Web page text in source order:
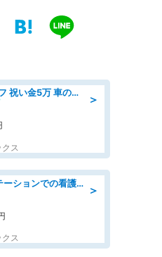
＞
検査/検品/製造スタッフ 祝い金5万 車のシートにホツレがないか目視チェック
ス
＞
日勤のみ/訪問看護ステーションでの看護業務/看護師
ス